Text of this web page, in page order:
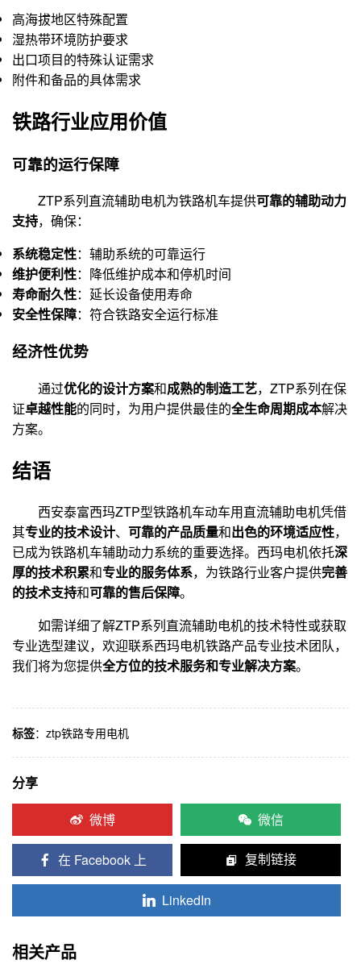
高海拔地区特殊配置
湿热带环境防护要求
出口项目的特殊认证需求
附件和备品的具体需求
铁路行业应用价值
可靠的运行保障
ZTP系列直流辅助电机为铁路机车提供可靠的辅助动力
支持，确保：
系统稳定性：辅助系统的可靠运行
维护便利性：降低维护成本和停机时间
寿命耐久性：延长设备使用寿命
安全性保障：符合铁路安全运行标准
经济性优势
通过优化的设计方案和成熟的制造工艺，ZTP系列在保
证卓越性能的同时，为用户提供最佳的全生命周期成本解决
方案。
结语
西安泰富西玛ZTP型铁路机车动车用直流辅助电机凭借
其专业的技术设计、 可靠的产品质量和出色的环境适应性，
已成为铁路机车辅助动力系统的重要选择。西玛电机依托深
厚的技术积累和专业的服务体系，为铁路行业客户提供完善
的技术支持和可靠的售后保障。
如需详细了解ZTP系列直流辅助电机的技术特性或获取
专业选型建议，欢迎联系西玛电机铁路产品专业技术团队，
我们将为您提供全方位的技术服务和专业解决方案。
标签： ztp铁路专用电机
分享
微博
微信
在 Facebook 上 复制链接
LinkedIn
相关产品